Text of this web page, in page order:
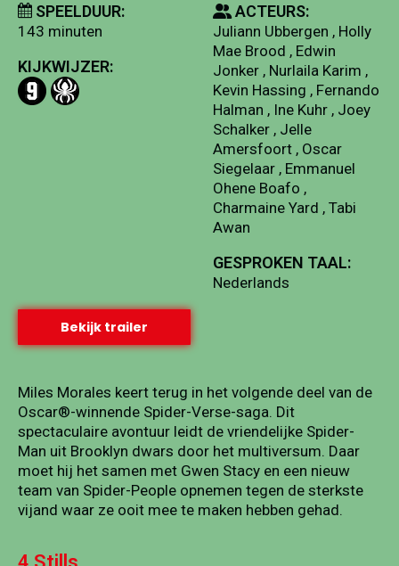
SPEELDUUR:
143 minuten
KIJKWIJZER:
ACTEURS:
Juliann Ubbergen , Holly
Mae Brood , Edwin
Jonker , Nurlaila Karim ,
Kevin Hassing , Fernando
Halman , Ine Kuhr , Joey
Schalker , Jelle
Amersfoort , Oscar
Siegelaar , Emmanuel
Ohene Boafo ,
Charmaine Yard , Tabi
Awan
GESPROKEN TAAL:
Nederlands
Bekijk trailer
Miles Morales keert terug in het volgende deel van de
Oscar®-winnende Spider-Verse-saga. Dit
spectaculaire avontuur leidt de vriendelijke Spider-
Man uit Brooklyn dwars door het multiversum. Daar
moet hij het samen met Gwen Stacy en een nieuw
team van Spider-People opnemen tegen de sterkste
vijand waar ze ooit mee te maken hebben gehad.
4 Stills